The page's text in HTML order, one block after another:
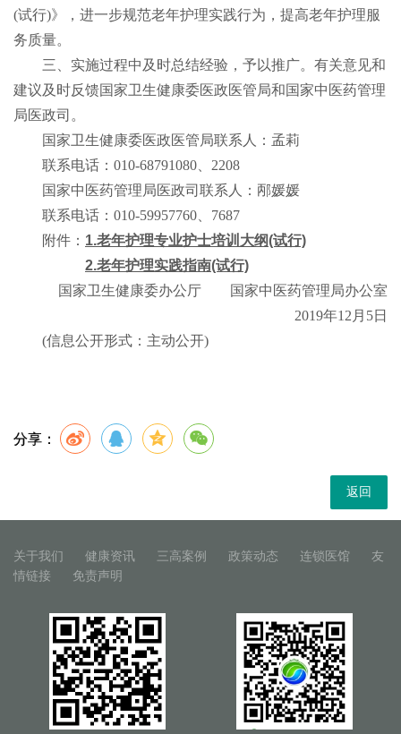
(试行)》，进一步规范老年护理实践行为，提高老年护理服
务质量。
三、实施过程中及时总结经验，予以推广。有关意见和
建议及时反馈国家卫生健康委医政医管局和国家中医药管理
局医政司。
国家卫生健康委医政医管局联系人：孟莉
联系电话：010-68791080、2208
国家中医药管理局医政司联系人：邴媛媛
联系电话：010-59957760、7687
附件： 1.老年护理专业护士培训大纲(试行)
2.老年护理实践指南(试行)
国家卫生健康委办公厅 国家中医药管理局办公室
2019年12月5日
(信息公开形式：主动公开)
分享：
返回
关于我们 健康资讯 三高案例 政策动态 连锁医馆
友
情链接
免责声明